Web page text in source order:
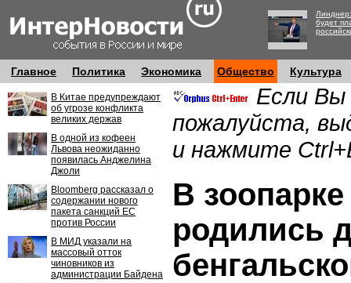
будет
Главное Политика Экономика Общество Культура
В Китае предупреждают
об угрозе конфликта
великих держав
В одной из кофеен
Львова неожиданно
появилась Анджелина
Джоли
Bloomberg рассказал о
содержании нового
пакета санкций ЕС
против России
В МИД указали на
массовый отток
чиновников из
администрации Байдена
Если Вы
пожалуйста,
и нажмите
В
родились